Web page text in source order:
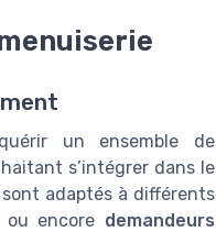
un ensemble de
s’intégrer dans le
adaptés à différents
ou encore demandeurs